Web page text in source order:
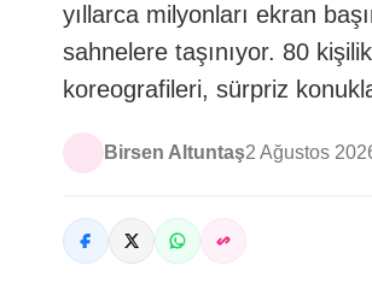
yıllarca milyonları ekran
sahnelere taşınıyor. 80
koreografileri, sürpriz
Birsen Altuntaş2 Ağustos